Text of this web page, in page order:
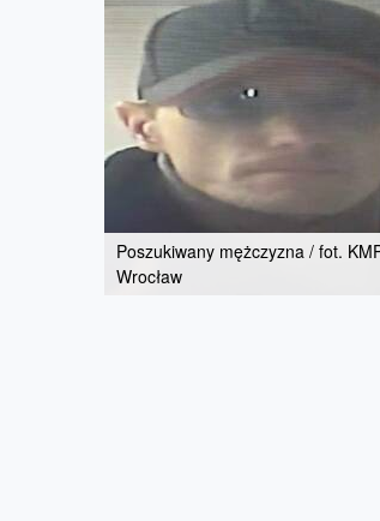
Poszukiwany mężczyzna / fot.
Wrocław